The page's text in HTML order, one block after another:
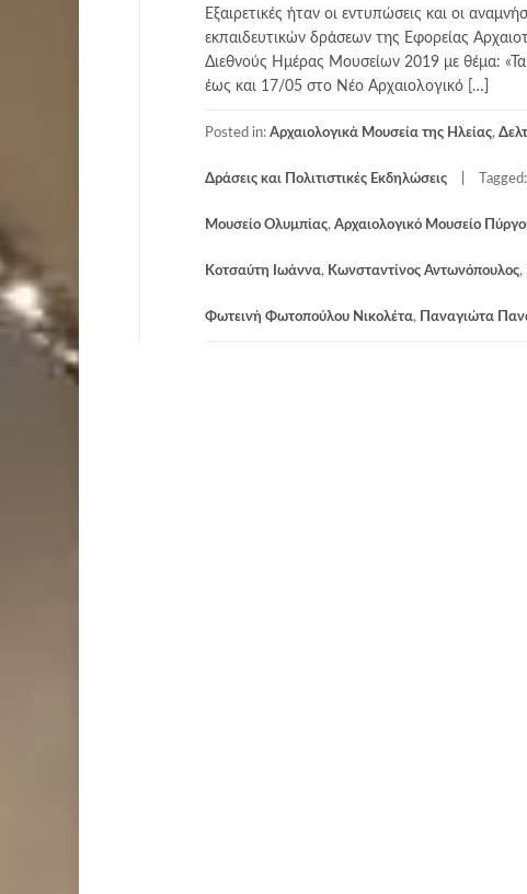
Εξαιρετικές ήταν οι εντυπώσεις και οι
εκπαιδευτικών δράσεων της Εφορείας
Διεθνούς Ημέρας Μουσείων 2019 με θέμα:
έως και 17/05 στο Νέο Αρχαιολογικό […]
Posted in: Αρχαιολογικά Μουσεία της Ηλείας,
Δράσεις και Πολιτιστικές Εκδηλώσεις Tagged:
Μουσείο Ολυμπίας, Αρχαιολογικό Μουσείο
Κοτσαύτη Ιωάννα, Κωνσταντίνος Αντωνόπουλος,
Φωτεινή Φωτοπούλου Νικολέτα, Παναγιώτα